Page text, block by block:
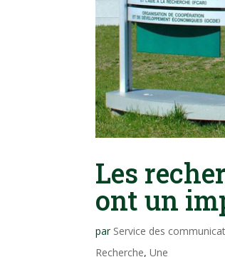
Les
ont un
par Service des
Recherche,Une